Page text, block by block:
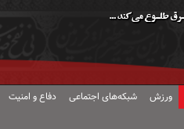
ورزش شبکه‌های اجتماعی دفاع و امنیت